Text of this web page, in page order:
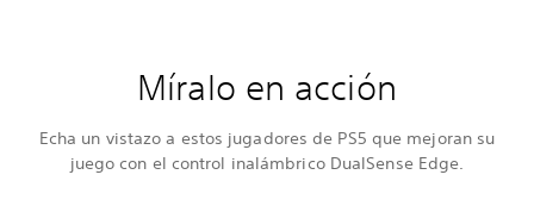
Míralo en acción
Echa un vistazo a estos jugadores de PS5 que mejoran su
juego con el control inalámbrico DualSense Edge.